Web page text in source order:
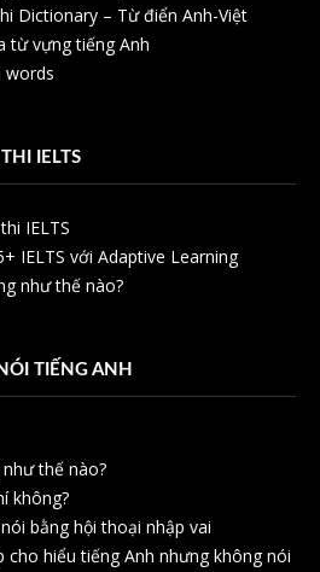
Dictionary – Từ điển Anh-Việt
từ vựng tiếng Anh
words
IELTS
IELTS
IELTS với Adaptive Learning
như thế nào?
TIẾNG ANH
thế nào?
không?
bằng hội thoại nhập vai
cho hiểu tiếng Anh nhưng không nói